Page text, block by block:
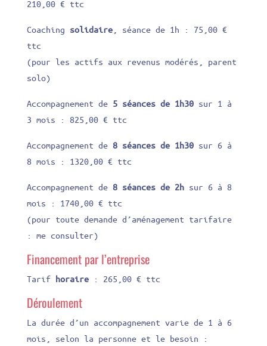
210,00 € ttc
Coaching solidaire, séance de 1h : 75,00 €
ttc
(pour les actifs aux revenus modérés, parent
solo)
Accompagnement de 5 séances de 1h30sur 1 à
3 mois : 825,00 € ttc
Accompagnement de 8 séances de 1h30sur 6 à
8 mois : 1320,00 € ttc
Accompagnement de 8 séances de 2hsur 6 à 8
mois : 1740,00 € ttc
(pour toute demande d’aménagement tarifaire
: me consulter)
Financement par l’entreprise
Tarif horaire: 265,00 € ttc
Déroulement
La durée d’un accompagnement varie de 1 à 6
mois, selon la personne et le besoin :